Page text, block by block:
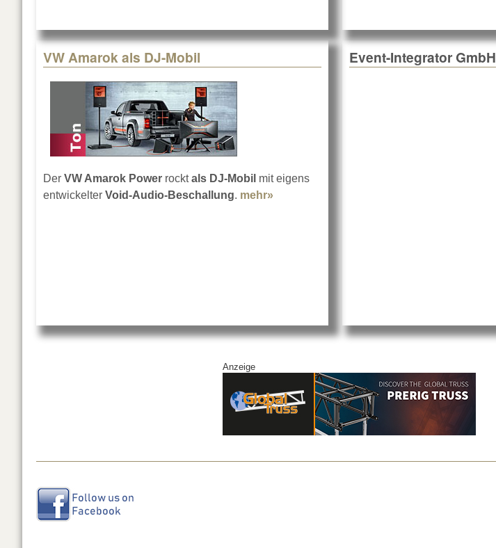
VW Amarok als DJ-Mobil
Der VW Amarok Power rocktals DJ-Mobil mit eigens
entwickelter Void-Audio-Beschallung. mehr»
Event-Integrator GmbH
Anzeige